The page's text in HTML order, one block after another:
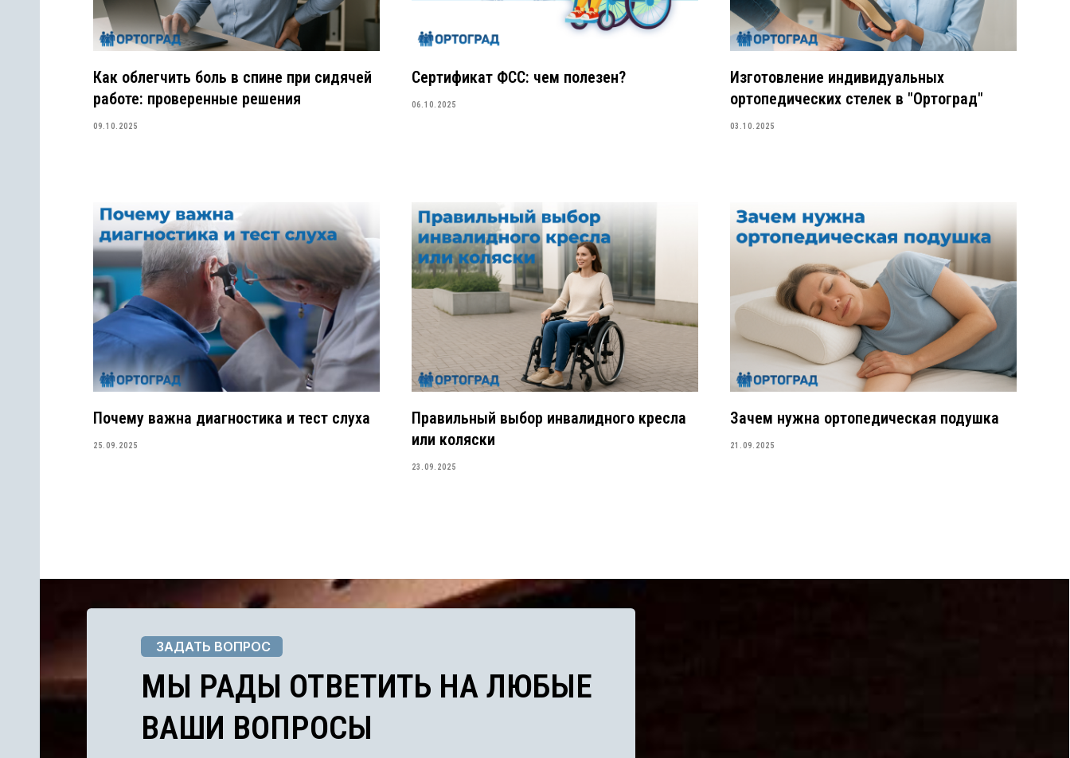
Как облегчить боль в спине при сидячей
работе: проверенные решения
09.10.2025
Сертификат ФСС: чем полезен?
06.10.2025
Изготовление индивидуальных
ортопедических стелек в "Ортоград"
03.10.2025
Почему важна диагностика и тест слуха
25.09.2025
Правильный выбор инвалидного кресла
или коляски
23.09.2025
Зачем нужна ортопедическая подушка
21.09.2025
ВАШИ ВОПРОСЫ